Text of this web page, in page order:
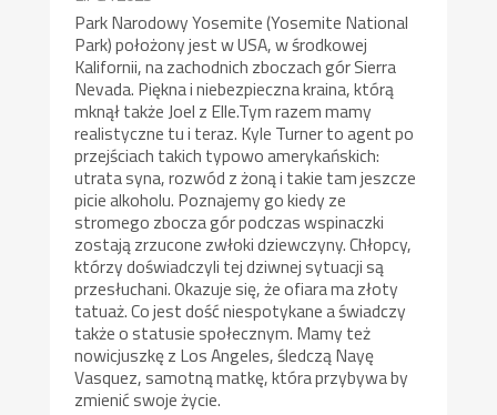
Park Narodowy Yosemite (Yosemite National
Park) położony jest w USA, w środkowej
Kalifornii, na zachodnich zboczach gór Sierra
Nevada. Piękna i niebezpieczna kraina, którą
mknął także Joel z Elle.Tym razem mamy
realistyczne tu i teraz. Kyle Turner to agent po
przejściach takich typowo amerykańskich:
utrata syna, rozwód z żoną i takie tam jeszcze
picie alkoholu. Poznajemy go kiedy ze
stromego zbocza gór podczas wspinaczki
zostają zrzucone zwłoki dziewczyny. Chłopcy,
którzy doświadczyli tej dziwnej sytuacji są
przesłuchani. Okazuje się, że ofiara ma złoty
tatuaż. Co jest dość niespotykane a świadczy
także o statusie społecznym. Mamy też
nowicjuszkę z Los Angeles, śledczą Nayę
Vasquez, samotną matkę, która przybywa by
zmienić swoje życie.